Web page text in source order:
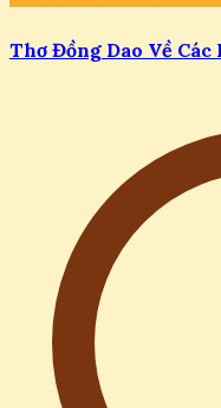
Thơ Đồng Dao Về Các